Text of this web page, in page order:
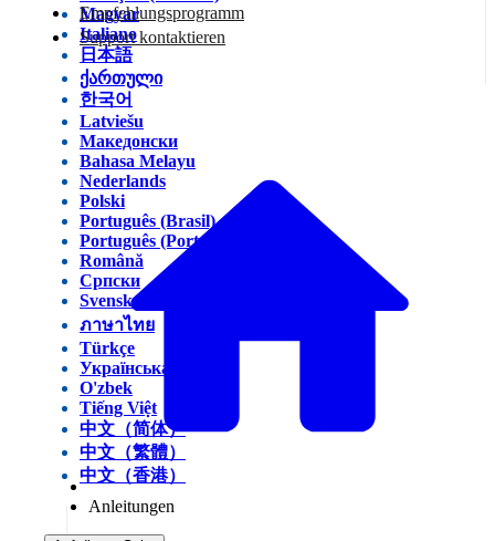
Magyar
Italiano
日本語
ქართული
한국어
Latviešu
Македонски
Bahasa Melayu
Nederlands
Polski
Português (Brasil)
Português (Portugal)
Română
Српски
Svenska
ภาษาไทย
Türkçe
Українська
O'zbek
Tiếng Việt
中文（简体）
中文（繁體）
中文（香港）
Empfehlungsprogramm
Support kontaktieren
Anleitungen